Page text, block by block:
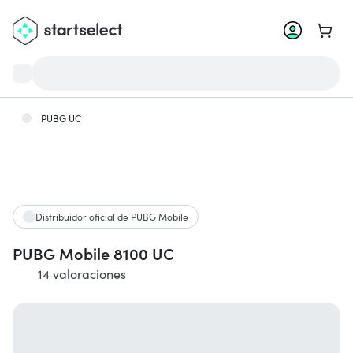
Ir a
PUBG UC
Distribuidor oficial de PUBG Mobile
PUBG Mobile 8100 UC
14 valoraciones